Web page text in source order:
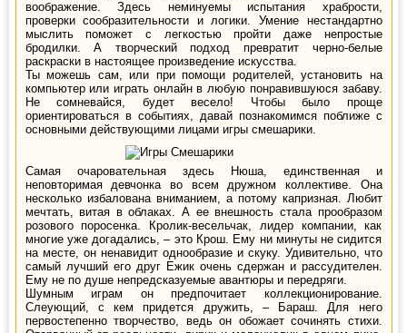
воображение. Здесь неминуемы испытания храбрости,
проверки сообразительности и логики. Умение нестандартно
мыслить поможет с легкостью пройти даже непростые
бродилки. А творческий подход превратит черно-белые
раскраски в настоящее произведение искусства.
Ты можешь сам, или при помощи родителей, установить на
компьютер или играть онлайн в любую понравившуюся забаву.
Не сомневайся, будет весело! Чтобы было проще
ориентироваться в событиях, давай познакомимся поближе с
основными действующими лицами игры смешарики.
Самая очаровательная здесь Нюша, единственная и
неповторимая девчонка во всем дружном коллективе. Она
несколько избалована вниманием, а потому капризная. Любит
мечтать, витая в облаках. А ее внешность стала прообразом
розового поросенка. Кролик-весельчак, лидер компании, как
многие уже догадались, – это Крош. Ему ни минуты не сидится
на месте, он ненавидит однообразие и скуку. Удивительно, что
самый лучший его друг Ежик очень сдержан и рассудителен.
Ему не по душе непредсказуемые авантюры и передряги.
Шумным играм он предпочитает коллекционирование.
Слеующий, с кем придется дружить, – Бараш. Для него
первостепенно творчество, ведь он обожает сочинять стихи.